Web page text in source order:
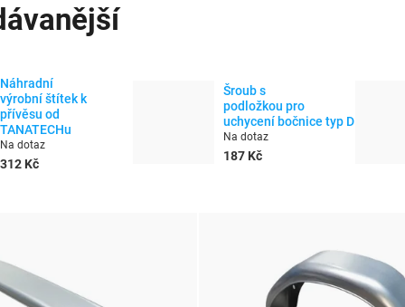
Náhradní
výrobní štítek k
přívěsu od
TANATECHu
Na dotaz
312 Kč
Šroub s
podložkou pro
uchycení bočnice typ D
Na dotaz
187 Kč